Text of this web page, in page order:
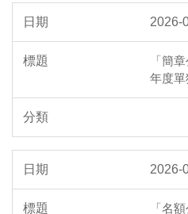
2026-
「簡
年度
2026-
「名